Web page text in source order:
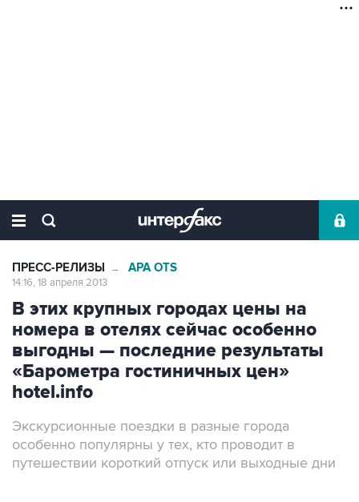
ПРЕСС-РЕЛИЗЫ → APA OTS
14:16, 18 апреля 2013
В этих крупных городах цены на
номера в отелях сейчас особенно
выгодны — последние результаты
«Барометра гостиничных цен»
hotel.info
Экскурсионные поездки в разные города
особенно популярны у тех, кто проводит в
путешествии короткий отпуск или выходные дни